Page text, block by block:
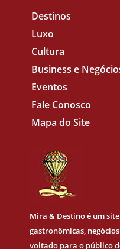
Destinos
Luxo
Cultura
Business e
Eventos
Fale Conosco
Mapa do Site
Mira & Destinoé um
gastronômicas,
voltado para o público